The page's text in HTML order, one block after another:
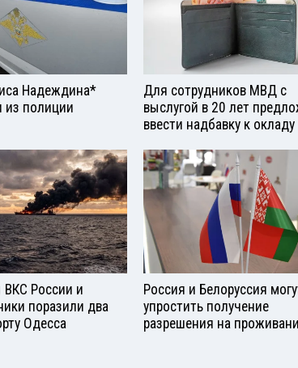
Надеждина*
из полиции
Для сотрудников МВД с
выслугой в 20 лет
ввести надбавку к окладу
России и
поразили два
Одесса
Россия и Белоруссия
упростить получение
разрешения на